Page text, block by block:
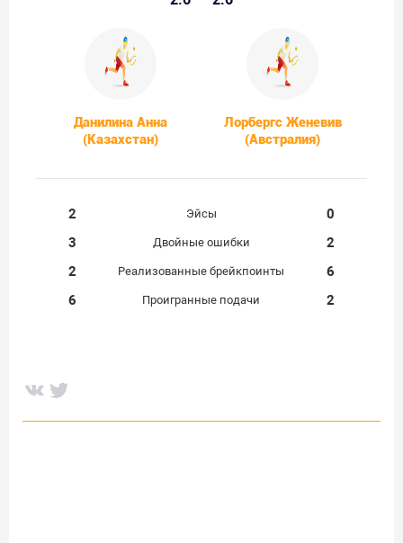
Данилина Анна
(Казахстан)
Лорбергс Женевив
(Австралия)
2 Эйсы
0
3
Двойные ошибки
2
2
Реализованные брейкпоинты
6
6
Проигранные подачи 2